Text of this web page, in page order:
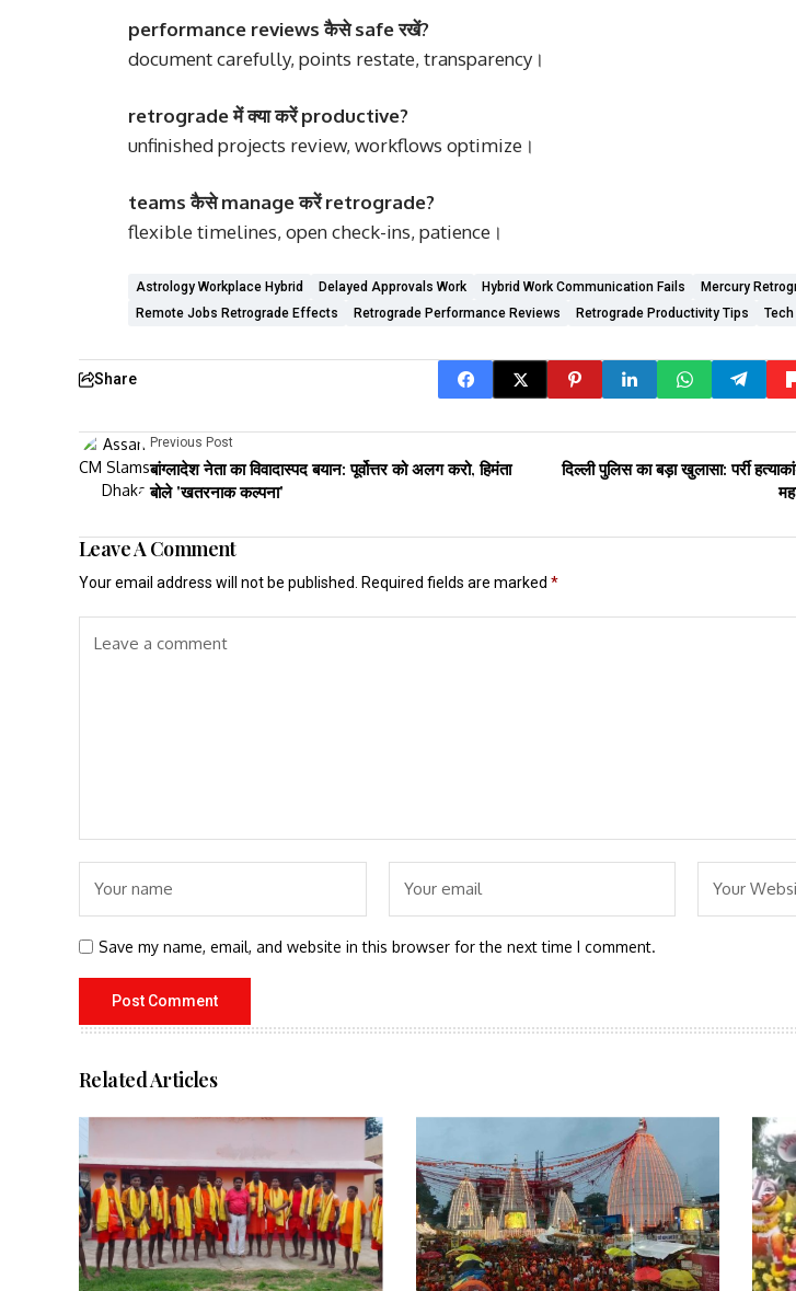
performance reviews कैसे safe रखें?
document carefully, points restate, transparency।
retrograde में क्या करें productive?
unfinished projects review, workflows optimize।
teams कैसे manage करें retrograde?
flexible timelines, open check-ins, patience।
Astrology Workplace Hybrid Delayed Approvals Work Hybrid Work Communication Fails
Mercury
Remote Jobs Retrograde Effects
Retrograde Performance Reviews Retrograde Productivity Tips
Share
Previous Post
बांग्लादेश नेता का विवादास्पद बयान: पूर्वोत्तर को अलग करो, हिमंता
बोले 'खतरनाक कल्पना'
दिल्ली पुलिस का बड़ा खुलासा: पर्री
Leave A Comment
Your email address will not be published. Required fields are marked *
Save my name, email, and website in this browser for the next time I comment.
Related Articles